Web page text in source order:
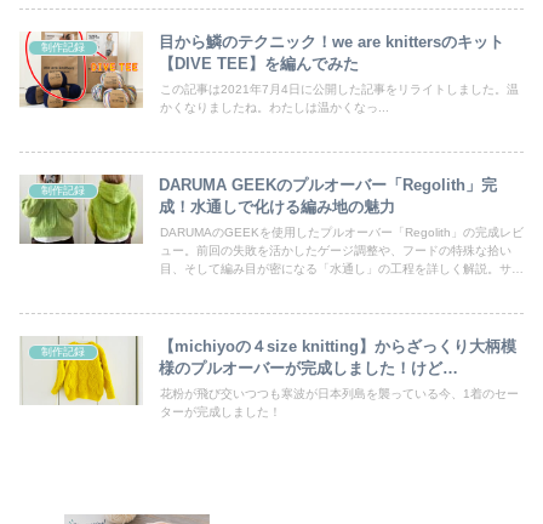
制作記録
目から鱗のテクニック！we are knittersのキット
【DIVE TEE】を編んでみた
この記事は2021年7月4日に公開した記事をリライトしました。温
かくなりましたね。わたしは温かくなっ...
制作記録
DARUMA GEEKのプルオーバー「Regolith」完
成！水通しで化ける編み地の魅力
DARUMAのGEEKを使用したプルオーバー「Regolith」の完成レビ
ュー。前回の失敗を活かしたゲージ調整や、フードの特殊な拾い
目、そして編み目が密になる「水通し」の工程を詳しく解説。サイ
制作記録
【michiyoの４size knitting】からざっくり大柄模
様のプルオーバーが完成しました！けど…
花粉が飛び交いつつも寒波が日本列島を襲っている今、1着のセー
ターが完成しました！